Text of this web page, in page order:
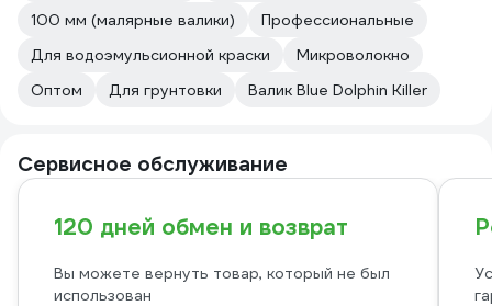
100 мм (малярные валики)
Профессиональные
Для водоэмульсионной краски
Микроволокно
Оптом
Для грунтовки Валик Blue Dolphin Killer
Сервисное обслуживание
120 дней обмен и возврат
Вы можете вернуть товар, который не был
использован